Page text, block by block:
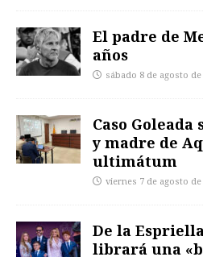
El padre de
años
sábado 8 de agosto de
Caso
y madre de
ultimátum
viernes 7 de agosto de
De la
librará una